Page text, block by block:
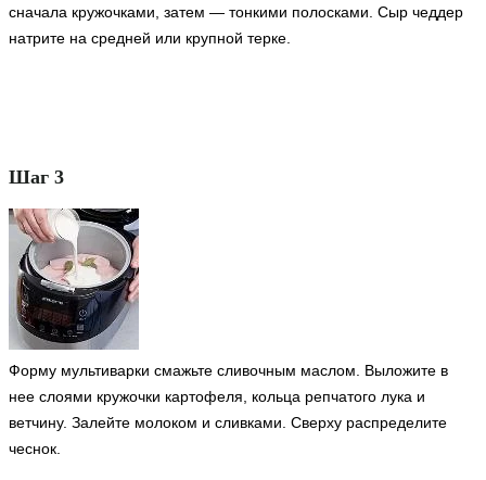
сначала кружочками, затем — тонкими полосками. Сыр чеддер
натрите на средней или крупной терке.
Шаг 3
Форму мультиварки смажьте сливочным маслом. Выложите в
нее слоями кружочки картофеля, кольца репчатого лука и
ветчину. Залейте молоком и сливками. Сверху распределите
чеснок.